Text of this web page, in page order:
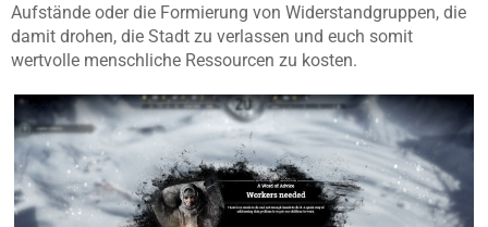
Aufstände oder die Formierung von Widerstandgruppen, die
damit drohen, die Stadt zu verlassen und euch somit
wertvolle menschliche Ressourcen zu kosten.